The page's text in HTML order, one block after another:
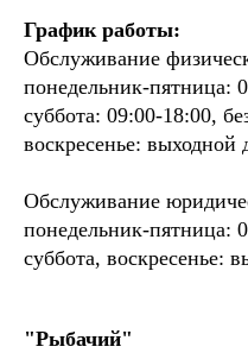
График работы:
Обслуживание
понедельник-пятница:
суббота: 09:00-18:00,
воскресенье: выходной
Обслуживание
понедельник-пятница:
суббота, воскресенье:
"Рыбачий"